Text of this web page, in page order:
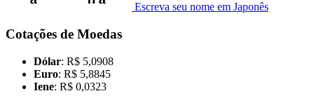
Escreva seu nome em Japonês
Cotações de Moedas
Dólar: R$ 5,0908
Euro: R$ 5,8845
Iene: R$ 0,0323